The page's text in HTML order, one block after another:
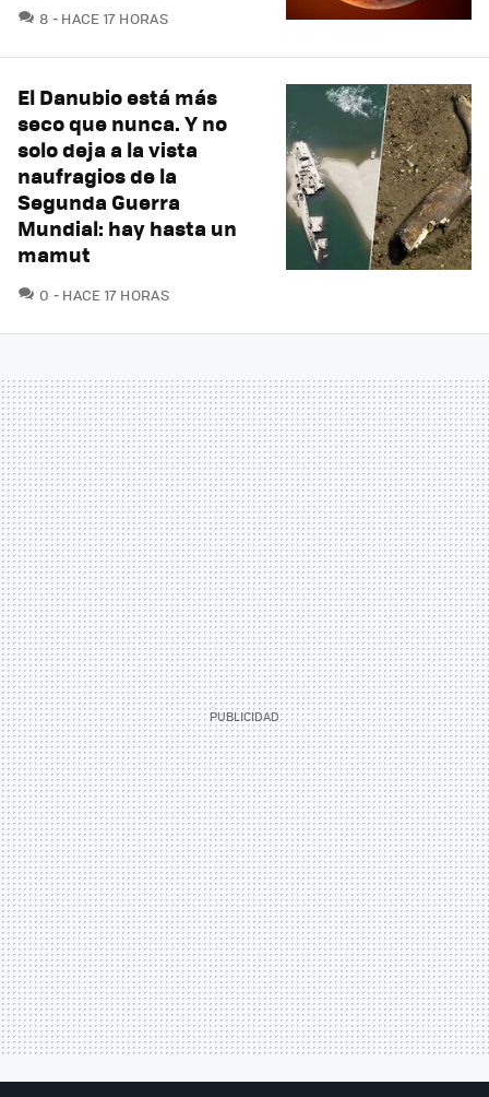
8 COMENTARIOS
HACE 17 HORAS
El Danubio está más
seco que nunca. Y no
solo deja a la vista
naufragios de la
Segunda Guerra
Mundial: hay hasta un
mamut
0 COMENTARIOS
HACE 17 HORAS